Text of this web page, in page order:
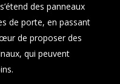
des panneaux
de porte, en passant
de proposer des
qui peuvent